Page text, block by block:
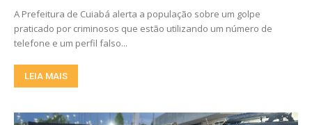
A Prefeitura de Cuiabá alerta a população sobre um golpe
praticado por criminosos que estão utilizando um número de
telefone e um perfil falso...
LEIA MAIS